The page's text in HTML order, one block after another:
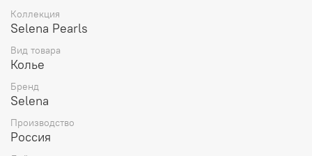
Коллекция
Selena Pearls
Вид товара
Колье
Бренд
Selena
Производство
Россия